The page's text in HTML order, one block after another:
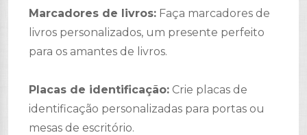
Marcadores de livros: Faça marcadores de
livros personalizados, um presente perfeito
para os amantes de livros.
Placas de identificação: Crie placas de
identificação personalizadas para portas ou
mesas de escritório.